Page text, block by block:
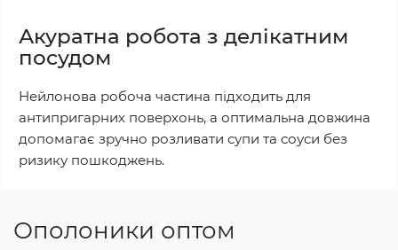
Акуратна робота з делікатним
посудом
Нейлонова робоча частина підходить для
антипригарних поверхонь, а оптимальна довжина
допомагає зручно розливати супи та соуси без
ризику пошкоджень.
Ополоники оптом